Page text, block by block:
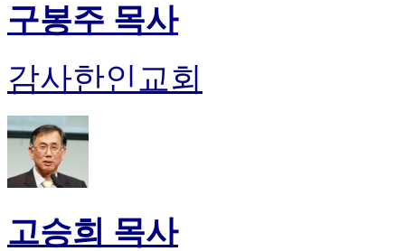
구봉주 목사
감사한인교회
고승희 목사